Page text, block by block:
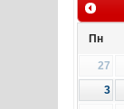
Пн
27
3